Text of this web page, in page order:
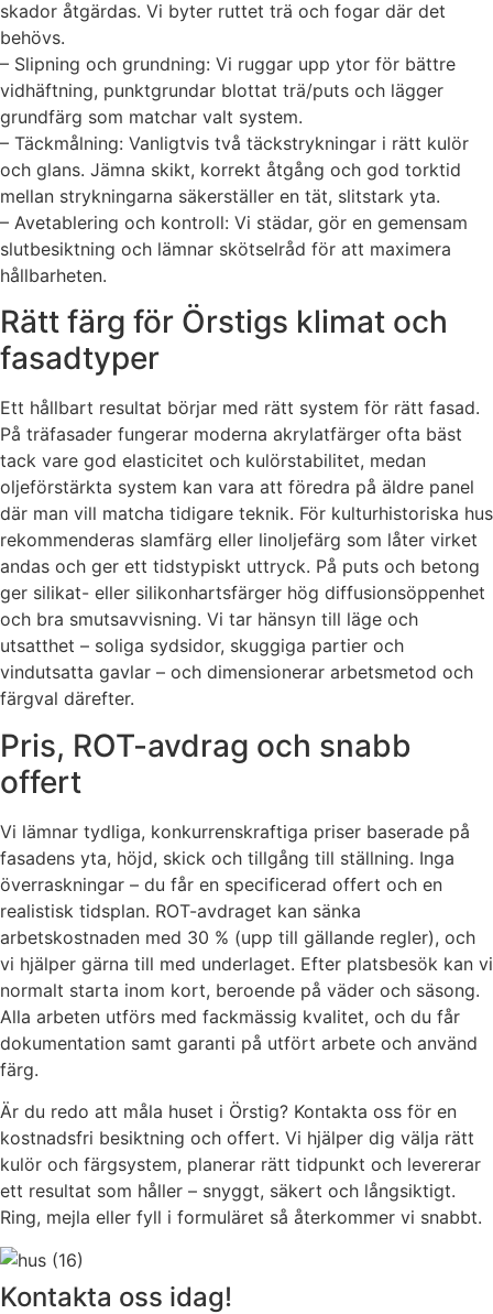
skador åtgärdas. Vi byter ruttet trä och fogar där det
behövs.
– Slipning och grundning: Vi ruggar upp ytor för bättre
vidhäftning, punktgrundar blottat trä/puts och lägger
grundfärg som matchar valt system.
– Täckmålning: Vanligtvis två täckstrykningar i rätt kulör
och glans. Jämna skikt, korrekt åtgång och god torktid
mellan strykningarna säkerställer en tät, slitstark yta.
– Avetablering och kontroll: Vi städar, gör en gemensam
slutbesiktning och lämnar skötselråd för att maximera
hållbarheten.
Rätt färg för Örstigs klimat och
fasadtyper
Ett hållbart resultat börjar med rätt system för rätt fasad.
På träfasader fungerar moderna akrylatfärger ofta bäst
tack vare god elasticitet och kulörstabilitet, medan
oljeförstärkta system kan vara att föredra på äldre panel
där man vill matcha tidigare teknik. För kulturhistoriska hus
rekommenderas slamfärg eller linoljefärg som låter virket
andas och ger ett tidstypiskt uttryck. På puts och betong
ger silikat- eller silikonhartsfärger hög diffusionsöppenhet
och bra smutsavvisning. Vi tar hänsyn till läge och
utsatthet – soliga sydsidor, skuggiga partier och
vindutsatta gavlar – och dimensionerar arbetsmetod och
färgval därefter.
Pris, ROT-avdrag och snabb
offert
Vi lämnar tydliga, konkurrenskraftiga priser baserade på
fasadens yta, höjd, skick och tillgång till ställning. Inga
överraskningar – du får en specificerad offert och en
realistisk tidsplan. ROT-avdraget kan sänka
arbetskostnaden med 30 % (upp till gällande regler), och
vi hjälper gärna till med underlaget. Efter platsbesök kan vi
normalt starta inom kort, beroende på väder och säsong.
Alla arbeten utförs med fackmässig kvalitet, och du får
dokumentation samt garanti på utfört arbete och använd
färg.
Är du redo att måla huset i Örstig? Kontakta oss för en
kostnadsfri besiktning och offert. Vi hjälper dig välja rätt
kulör och färgsystem, planerar rätt tidpunkt och levererar
ett resultat som håller – snyggt, säkert och långsiktigt.
Ring, mejla eller fyll i formuläret så återkommer vi snabbt.
Kontakta oss idag!